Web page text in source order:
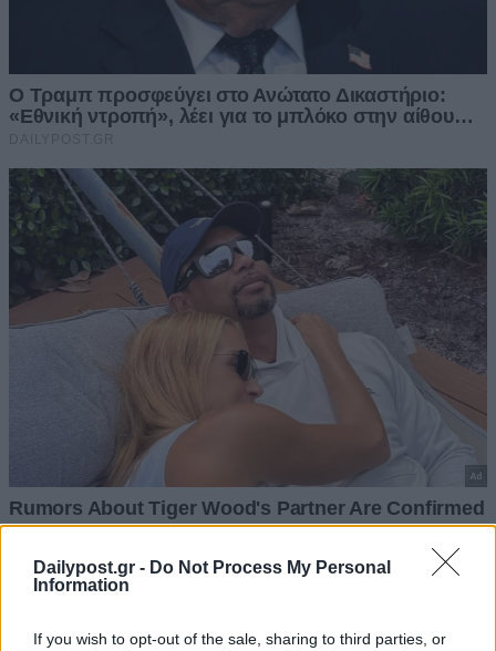
Dailypost.gr - Do Not Process My Personal
Information
If you wish to opt-out of the sale, sharing to third parties, or